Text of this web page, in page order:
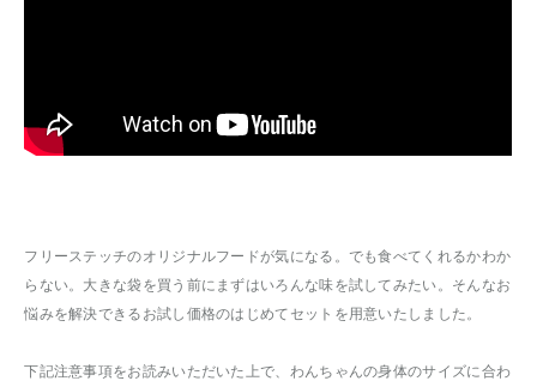
フリーステッチのオリジナルフードが気になる。でも食べてくれるかわか
らない。大きな袋を買う前にまずはいろんな味を試してみたい。そんなお
悩みを解決できるお試し価格のはじめてセットを用意いたしました。
下記注意事項をお読みいただいた上で、わんちゃんの身体のサイズに合わ